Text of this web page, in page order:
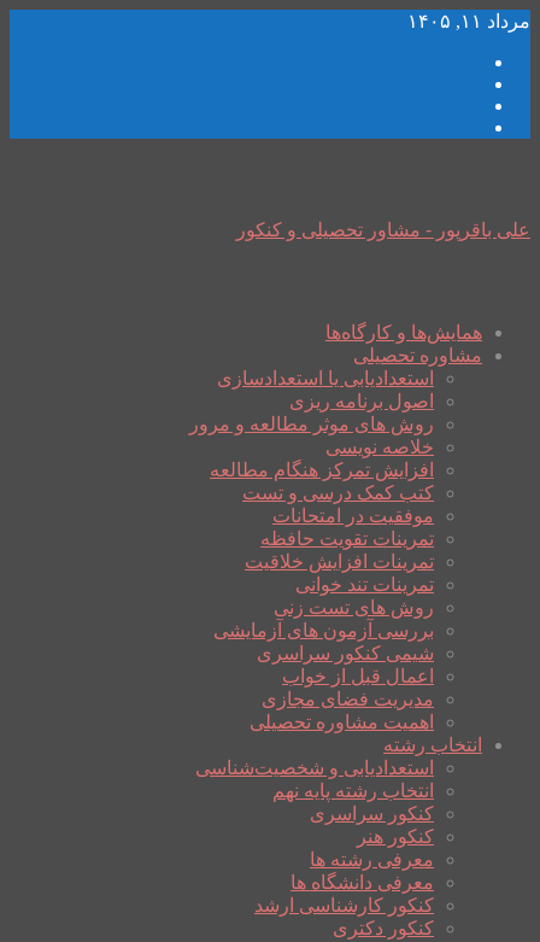
مرداد ۱۱, ۱۴۰۵
علی باقرپور - مشاور تحصیلی و کنکور
همایش‌ها و کارگاه‌ها
مشاوره تحصیلی
استعدادیابی یا استعدادسازی
اصول برنامه ریزی
روش های موثر مطالعه و مرور
خلاصه نویسی
افزایش تمرکز هنگام مطالعه
کتب کمک درسی و تست
موفقیت در امتحانات
تمرینات تقویت حافظه
تمرینات افزایش خلاقیت
تمرینات تند خوانی
روش های تست زنی
بررسی آزمون های آزمایشی
شیمی کنکور سراسری
اعمال قبل از خواب
مدیریت فضای مجازی
اهمیت مشاوره تحصیلی
انتخاب رشته
استعدادیابی و شخصیت‌شناسی
انتخاب رشته پایه نهم
کنکور سراسری
کنکور هنر
معرفی رشته ها
معرفی دانشگاه ها
کنکور کارشناسی ارشد
کنکور دکتری